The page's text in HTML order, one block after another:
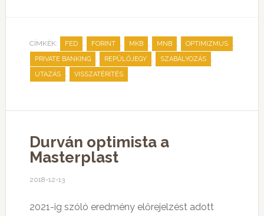
CÍMKÉK: FED , FORINT , MKB , MNB , OPTIMIZMUS ,
PRIVATE BANKING , REPÜLŐJEGY , SZABÁLYOZÁS ,
UTAZÁS , VISSZATÉRÍTÉS
Durván optimista a
Masterplast
2018-12-13
2021-ig szóló eredmény előrejelzést adott